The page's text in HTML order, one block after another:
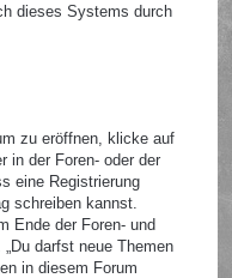
dieses Systems durch
zu eröffnen, klicke auf
in der Foren- oder der
eine Registrierung
schreiben kannst.
Ende der Foren- und
darfst neue Themen
in diesem Forum